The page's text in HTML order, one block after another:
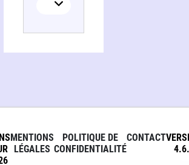
MENTIONS
LÉGALES
POLITIQUE DE
CONFIDENTIALITÉ
CONTACT